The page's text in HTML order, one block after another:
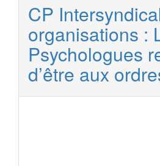
CP
organisations :
Psychologues
d’être aux